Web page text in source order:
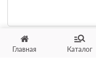
Главная Каталог